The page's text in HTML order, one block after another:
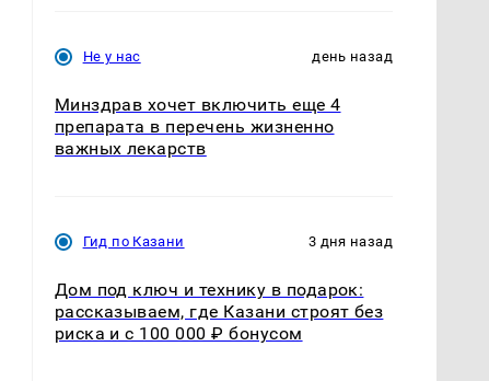
Не у нас день назад
Минздрав хочет включить еще 4
препарата в перечень жизненно
важных лекарств
Гид по Казани 3 дня назад
Дом под ключ и технику в подарок:
рассказываем, где Казани строят без
риска и с 100 000 ₽ бонусом